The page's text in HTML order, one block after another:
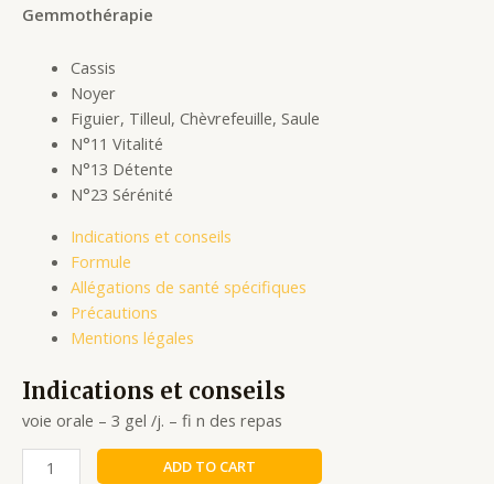
Gemmothérapie
Cassis
Noyer
Figuier, Tilleul, Chèvrefeuille, Saule
N°11 Vitalité
N°13 Détente
N°23 Sérénité
Indications et conseils
Formule
Allégations de santé spécifiques
Précautions
Mentions légales
Indications et conseils
voie orale – 3 gel /j. – fi n des repas
ADD TO CART